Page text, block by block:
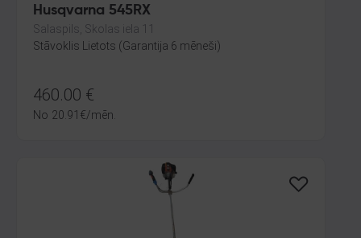
Husqvarna 545RX
Salaspils, Skolas iela 11
Stāvoklis Lietots (Garantija 6 mēneši)
460.00 €
No 20.91 €/mēn.